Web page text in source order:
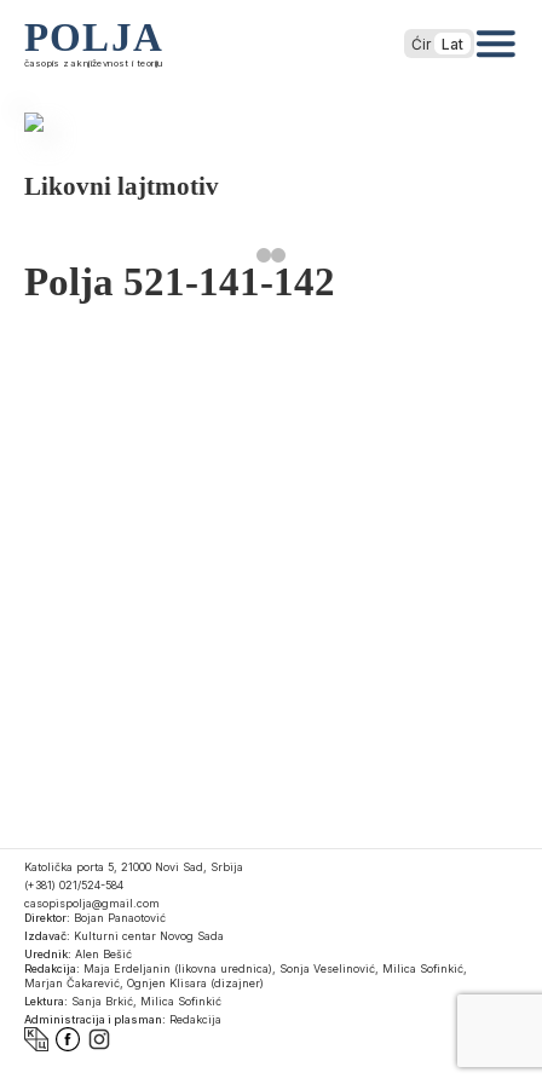
POLJA
časopis za književnost i teoriju
Ćir Lat
Likovni lajtmotiv
Polja 521-141-142
Katolička porta 5, 21000 Novi Sad, Srbija
(+381) 021/524-584
casopispolja@gmail.com
Direktor: Bojan Panaotović
Izdavač: Kulturni centar Novog Sada
Urednik: Alen Bešić
Redakcija: Maja Erdeljanin (likovna urednica), Sonja Veselinović, Milica Sofinkić,
Marjan Čakarević, Ognjen Klisara (dizajner)
Lektura: Sanja Brkić, Milica Sofinkić
Administracija i plasman: Redakcija